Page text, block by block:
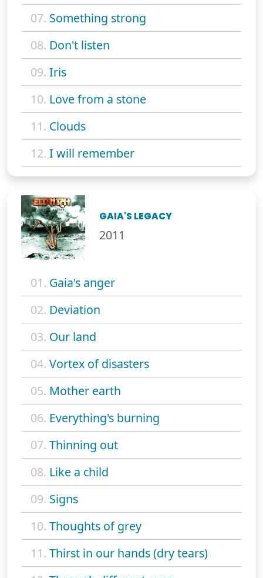
07. Something strong
08. Don't listen
09. Iris
10. Love from a stone
11. Clouds
12. I will remember
GAIA'S LEGACY
2011
01. Gaia's anger
02. Deviation
03. Our land
04. Vortex of disasters
05. Mother earth
06. Everything's burning
07. Thinning out
08. Like a child
09. Signs
10. Thoughts of grey
11. Thirst in our hands (dry tears)